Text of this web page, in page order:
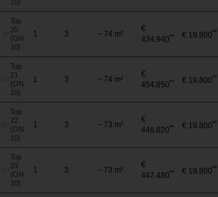
Top
20
(ON
10)
1 3 ~ 74 m²
€
434.940** € 19.800**
Top
21
(ON
10)
1 3 ~ 74 m²
€
454.850** € 19.800**
Top
22
(ON
10)
1 3 ~ 73 m²
€
446.820** € 19.800**
Top
23
(ON
10)
1 3 ~ 73 m²
€
447.480** € 19.800**